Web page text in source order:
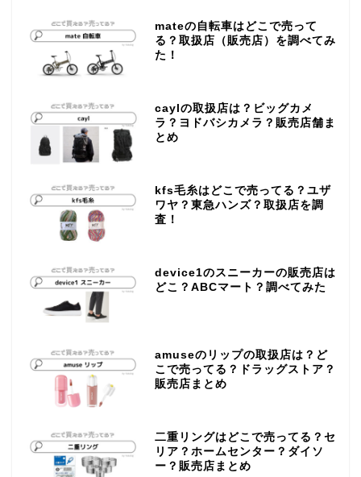
mateの自転車はどこで売って
る？取扱店（販売店）を調べてみ
た！
caylの取扱店は？ビッグカメ
ラ？ヨドバシカメラ？販売店舗ま
とめ
kfs毛糸はどこで売ってる？ユザ
ワヤ？東急ハンズ？取扱店を調
査！
device1のスニーカーの販売店は
どこ？ABCマート？調べてみた
amuseのリップの取扱店は？ど
こで売ってる？ドラッグストア？
販売店まとめ
二重リングはどこで売ってる？セ
リア？ホームセンター？ダイソ
ー？販売店まとめ